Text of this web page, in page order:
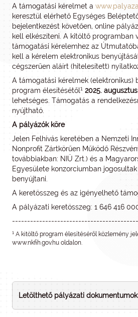
A támogatási kérelmet a
keresztül elérhető Egységes
bejelentkezést követően, online
kell elkészíteni. A kitöltő programban
támogatási kérelemhez az
kell a kérelem elektronikus
cégszerűen aláírt (hitelesített)
A támogatási kérelmek (elektronikus)
program élesítésétől1 2025.
lehetséges. Támogatás a
nyújtható.
A pályázók köre
Jelen Felhívás keretében a Nemzeti
Nonprofit Zártkörűen Működő
továbbiakban: NIÜ Zrt.) és a
Egyesülete konzorciumban
benyújtani.
A keretösszeg és az igényelhető
A pályázati keretösszeg: 1 646 416
1 A kitöltő program élesítéséről közlemény
www.nkfih.gov.hu oldalon.
Letölthető pályázati dokumentumok